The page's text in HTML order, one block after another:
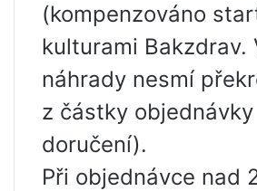
(kompenzováno
kulturami Bakzdrav.
náhrady nesmí
z částky
doručení).
Při objednávce nad